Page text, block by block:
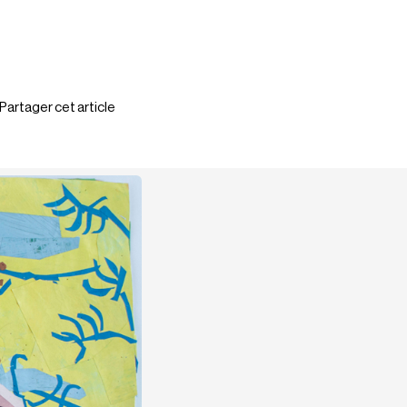
Partager cet article